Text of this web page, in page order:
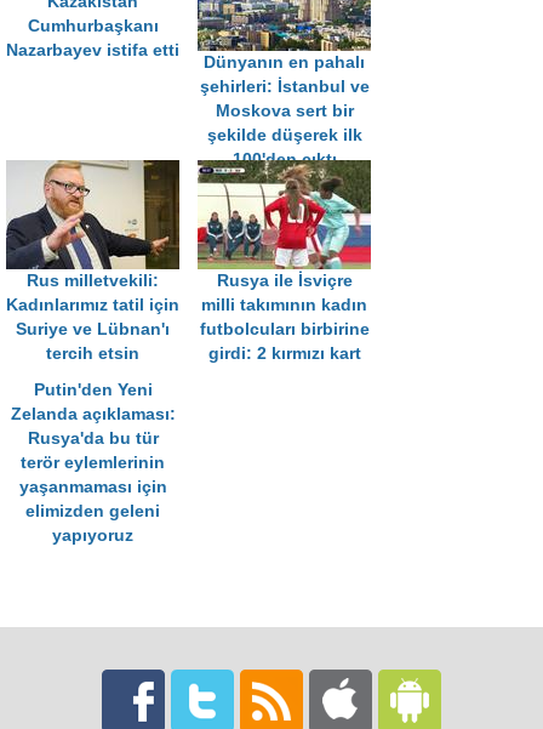
Cumhurbaşkanı
Nazarbayev istifa etti
Dünyanın en pahalı
şehirleri: İstanbul ve
Moskova sert bir
şekilde düşerek ilk
100'den çıktı
Rus milletvekili:
Kadınlarımız tatil için
Suriye ve Lübnan'ı
tercih etsin
Rusya ile İsviçre
milli takımının kadın
futbolcuları birbirine
girdi: 2 kırmızı kart
Putin'den Yeni
Zelanda açıklaması:
Rusya'da bu tür
terör eylemlerinin
yaşanmaması için
elimizden geleni
yapıyoruz